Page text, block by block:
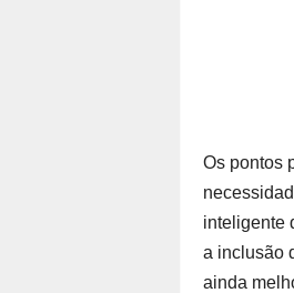
Os pontos
inteligente
a inclusão
ainda